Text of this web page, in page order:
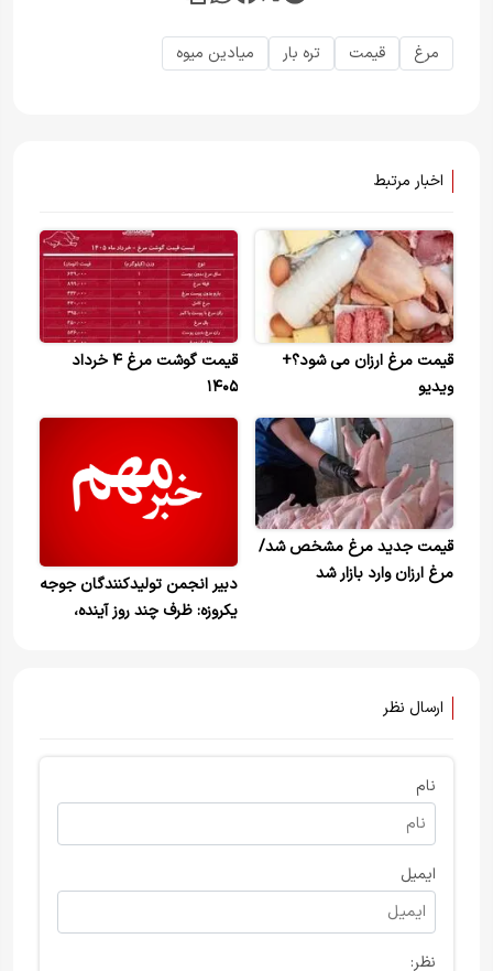
مرغ قیمت تره بار میادین میوه
اخبار مرتبط
قیمت مرغ ارزان می شود؟+
ویدیو
قیمت گوشت مرغ ۴ خرداد
۱۴۰۵
قیمت جدید مرغ مشخص شد/
مرغ ارزان وارد بازار شد
دبیر انجمن تولیدکنندگان جوجه
یکروزه: ظرف چند روز آینده،
ارسال نظر
نام
ایمیل
نظر: